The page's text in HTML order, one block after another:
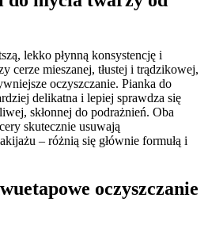
lekko płynną konsystencję i
cerze mieszanej, tłustej i trądzikowej,
oczyszczanie. Pianka do
delikatna i lepiej sprawdza się
skłonnej do podrażnień. Oba
skutecznie usuwają
– różnią się głównie formułą i
oczyszczanie